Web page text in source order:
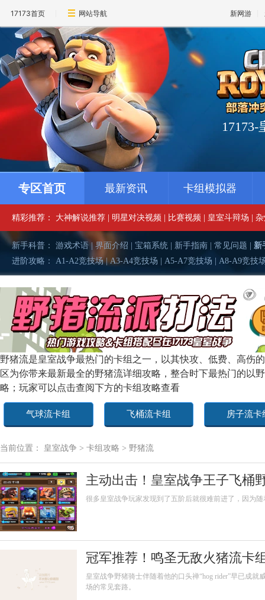
17173首页 网站导航 新网游
17173-
专区首页 最新资讯 卡组模拟器
精彩推荐： 大神解说推荐 明星对决视频 比赛视频 皇室斗辩场
新手科普： 游戏术语 界面介绍 宝箱系统 新手指南 常见问题
新
进阶攻略：
A1-A2竞技场|A3-A4竞技场 A5-A7竞技场 A8-A9竞技
野猪流是皇室战争最热门的卡组之一，以其快攻、低费、高伤
区为你带来最新最全的野猪流详细攻略，整合时下最热门的以
略；玩家可以点击查阅下方的卡组攻略查看
气球流卡组 飞桶流卡组 房子流卡
当前位置： 皇室战争 > 卡组攻略 > 野猪流
主动出击！皇室战争王子飞桶
很多皇室战争玩家发现到了五阶后就很难前进了，因为
冠军推荐！鸣圣无敌火猪流卡
皇室战争野猪骑士伴随着他的口头禅“hog rider”早已成
场的常见套路。